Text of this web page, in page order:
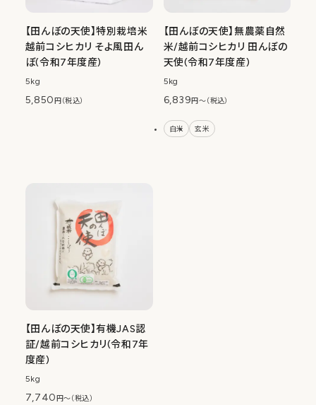
【田んぼの天使】特別栽培米
越前コシヒカリ そよ風田ん
ぼ(令和7年度産)
5kg
5,850円（税込）
【田んぼの天使】無農薬自然
米/越前コシヒカリ 田んぼの
天使(令和7年度産)
5kg
6,839円〜（税込）
白米 玄米
【田んぼの天使】有機JAS認
証/越前コシヒカリ(令和7年
度産)
5kg
7,740 円〜（税込）